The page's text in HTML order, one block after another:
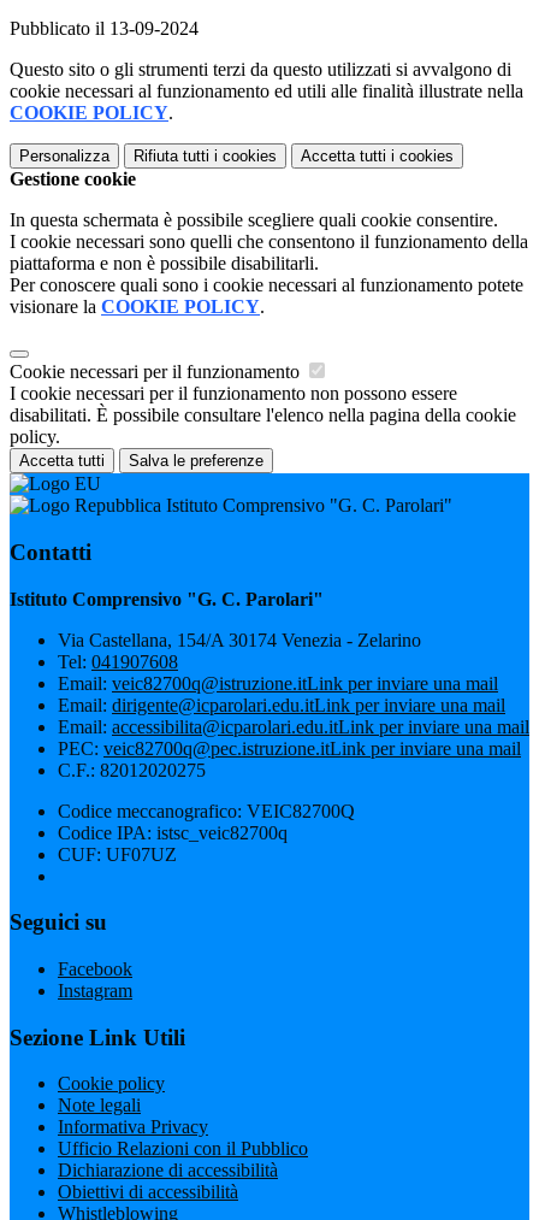
Pubblicato il 13-09-2024
Questo sito o gli strumenti terzi da questo utilizzati si avvalgono di
cookie necessari al funzionamento ed utili alle finalità illustrate nella
COOKIE POLICY.
Personalizza Rifiuta tutti i cookies Accetta tutti i cookies
Gestione cookie
In questa schermata è possibile scegliere quali cookie consentire.
I cookie necessari sono quelli che consentono il funzionamento della
piattaforma e non è possibile disabilitarli.
Per conoscere quali sono i cookie necessari al funzionamento potete
visionare la COOKIE POLICY.
Cookie necessari per il funzionamento
I cookie necessari per il funzionamento non possono essere
disabilitati. È possibile consultare l'elenco nella pagina della cookie
policy.
Accetta tutti Salva le preferenze
Istituto Comprensivo "G. C. Parolari"
Contatti
Istituto Comprensivo "G. C. Parolari"
Via Castellana, 154/A 30174 Venezia - Zelarino
Tel: 041907608
Email: veic82700q@istruzione.itLink per inviare una mail
Email: dirigente@icparolari.edu.itLink per inviare una mail
Email: accessibilita@icparolari.edu.itLink per inviare una mail
PEC: veic82700q@pec.istruzione.itLink per inviare una mail
C.F.: 82012020275
Codice meccanografico: VEIC82700Q
Codice IPA: istsc_veic82700q
CUF: UF07UZ
Seguici su
Facebook
Instagram
Sezione Link Utili
Cookie policy
Note legali
Informativa Privacy
Ufficio Relazioni con il Pubblico
Dichiarazione di accessibilità
Obiettivi di accessibilità
Whistleblowing